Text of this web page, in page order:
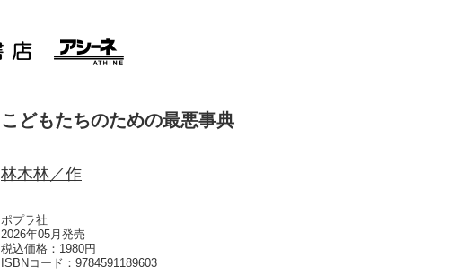
こどもたちのための最悪事典
林木林／作
ポプラ社
2026年05月発売
税込価格：1980円
ISBNコード： 9784591189603